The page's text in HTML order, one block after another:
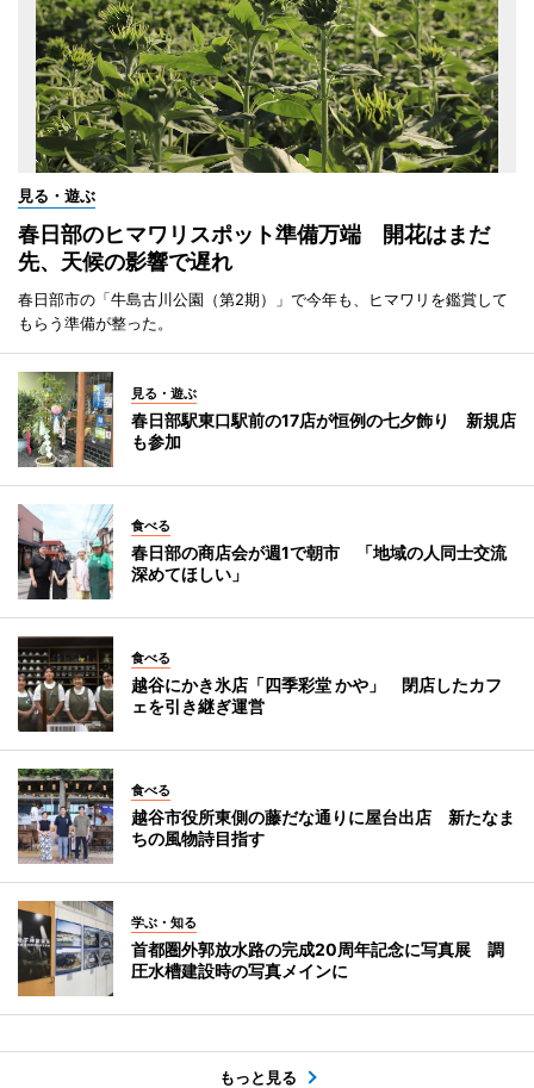
見る・遊ぶ
春日部のヒマワリスポット準備万端 開花はまだ
先、天候の影響で遅れ
春日部市の「牛島古川公園（第2期）」で今年も、ヒマワリを鑑賞して
もらう準備が整った。
見る・遊ぶ
春日部駅東口駅前の17店が恒例の七夕飾り 新規店
も参加
食べる
春日部の商店会が週1で朝市 「地域の人同士交流
深めてほしい」
食べる
越谷にかき氷店「四季彩堂 かや」 閉店したカフ
ェを引き継ぎ運営
食べる
越谷市役所東側の藤だな通りに屋台出店 新たなま
ちの風物詩目指す
学ぶ・知る
首都圏外郭放水路の完成20周年記念に写真展 調
圧水槽建設時の写真メインに
もっと見る